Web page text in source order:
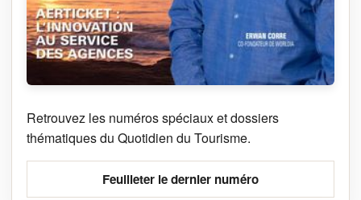
Retrouvez les numéros spéciaux et dossiers
thématiques du Quotidien du Tourisme.
Feuilleter le dernier numéro